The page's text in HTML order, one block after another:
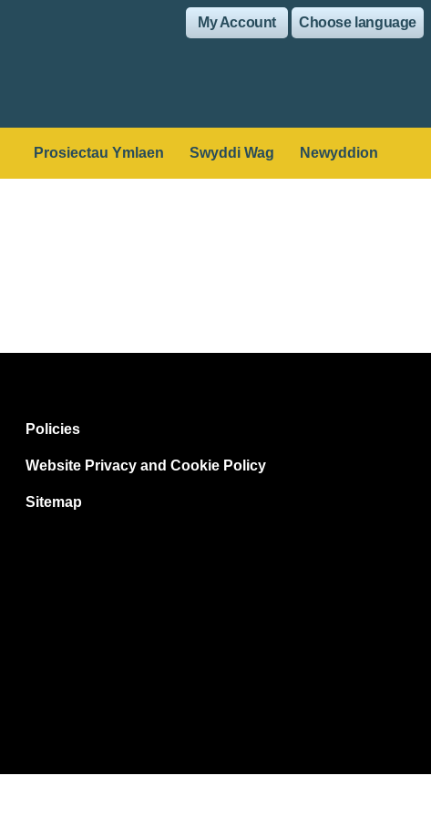
My Account Choose language
Prosiectau Ymlaen Swyddi Wag Newyddion
Policies
Website Privacy and Cookie Policy
Sitemap